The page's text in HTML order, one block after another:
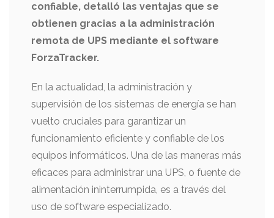
confiable, detalló las ventajas que se
obtienen gracias a la administración
remota de UPS mediante el software
ForzaTracker.
En la actualidad, la administración y
supervisión de los sistemas de energía se han
vuelto cruciales para garantizar un
funcionamiento eficiente y confiable de los
equipos informáticos. Una de las maneras más
eficaces para administrar una UPS, o fuente de
alimentación ininterrumpida, es a través del
uso de software especializado.